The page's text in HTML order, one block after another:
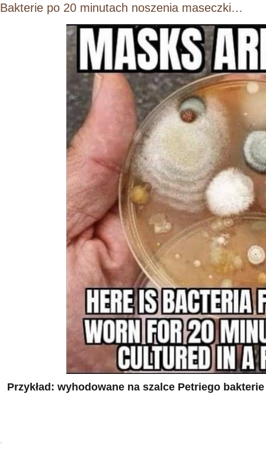
Bakterie po 20 minutach noszenia maseczki…
Przykład: wyhodowane na szalce Petriego
.